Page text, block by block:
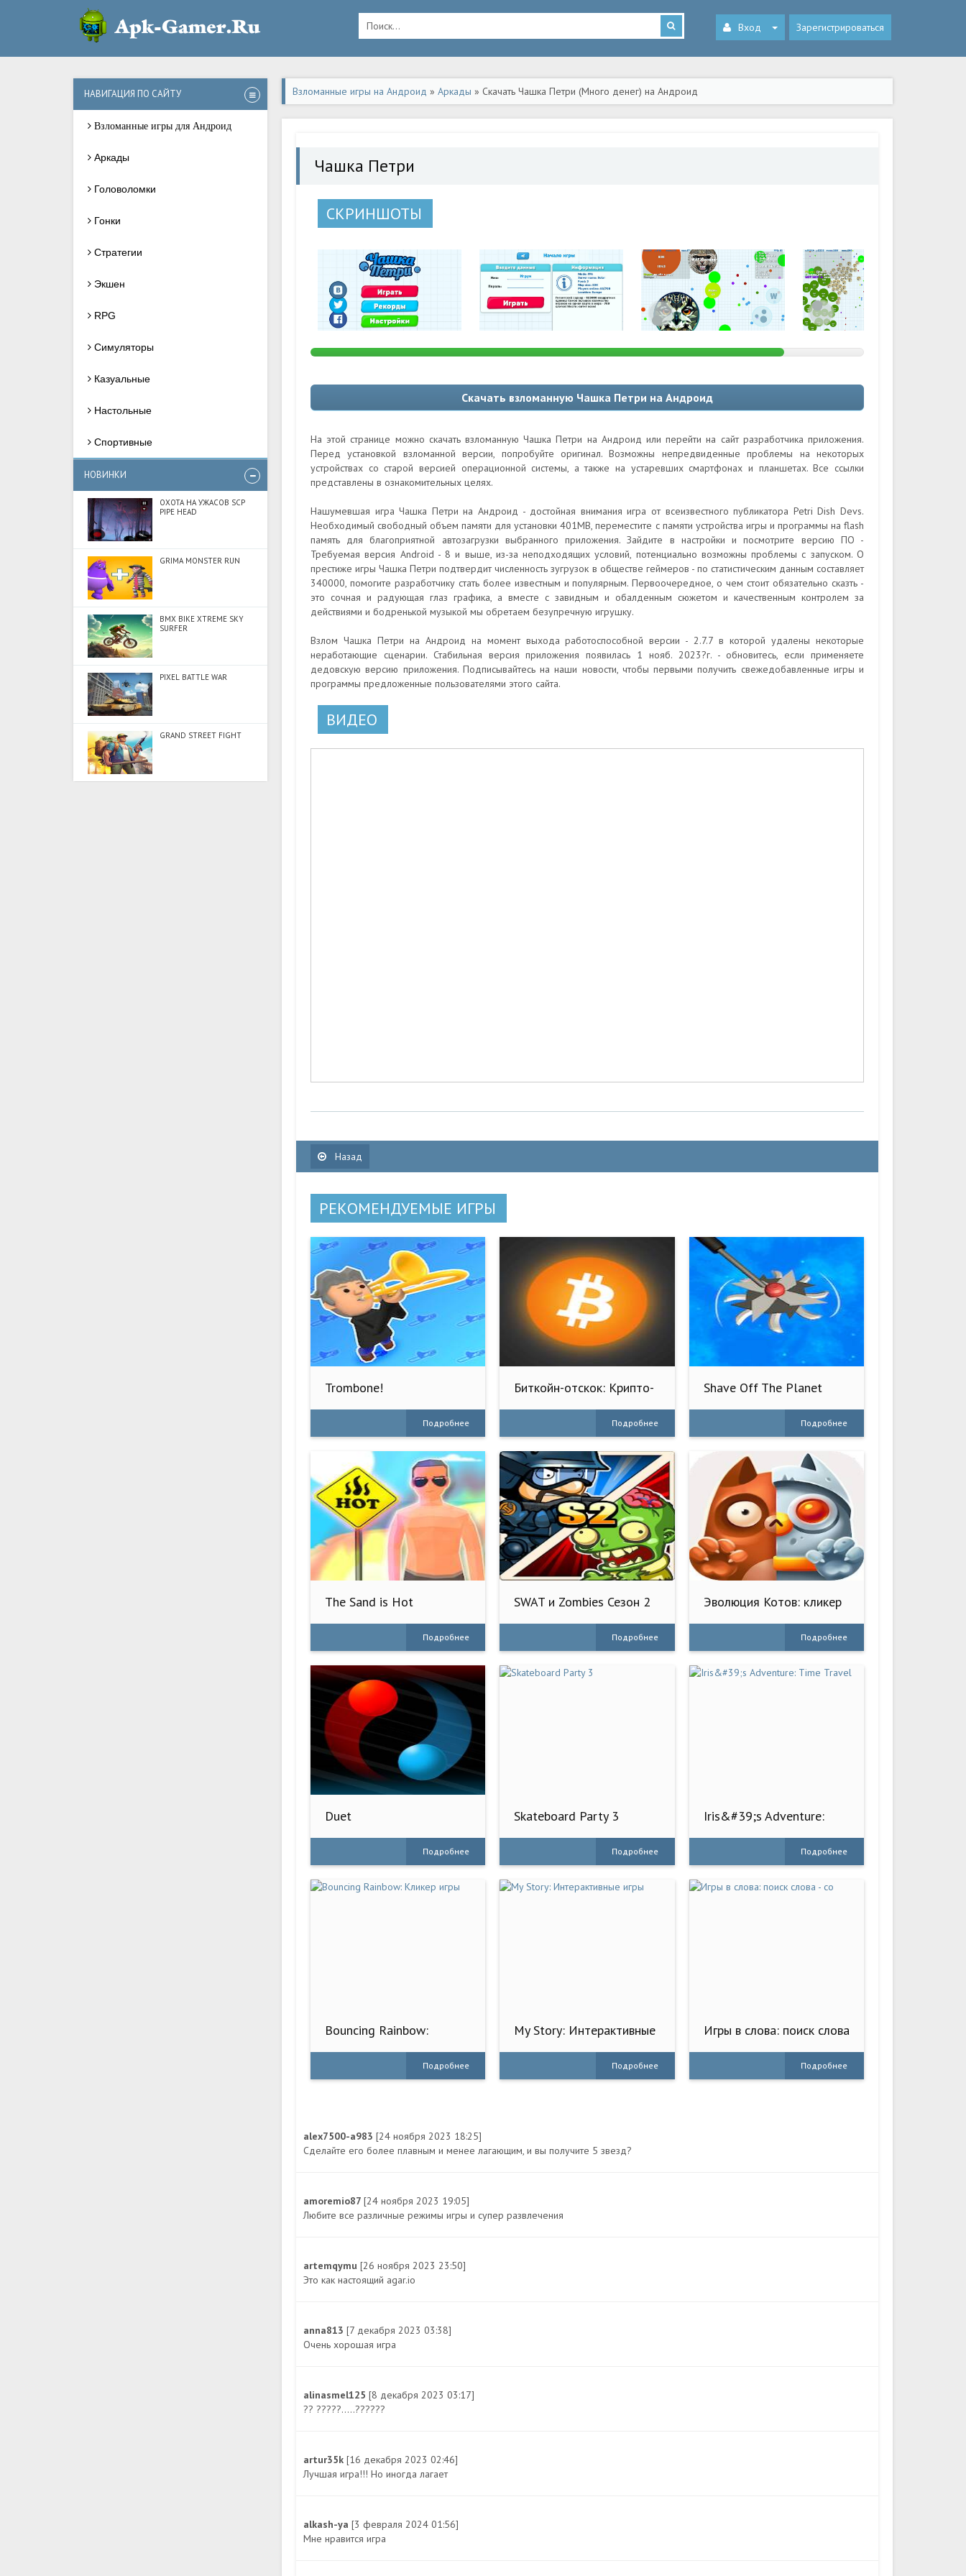
Вход Зарегистрироваться
НАВИГАЦИЯ ПО САЙТУ
Взломанные игры для Андроид
Аркады
Головоломки
Гонки
Стратегии
Экшен
RPG
Симуляторы
Казуальные
Настольные
Спортивные
НОВИНКИ
ОХОТА НА УЖАСОВ SCP
PIPE HEAD
GRIMA MONSTER RUN
BMX BIKE XTREME SKY
SURFER
PIXEL BATTLE WAR
GRAND STREET FIGHT
Взломанные игры на Андроид » Аркады » Скачать Чашка Петри (Много денег) на Андроид
Чашка Петри
СКРИНШОТЫ
Скачать взломанную Чашка Петри на Андроид
На этой странице можно скачать взломанную Чашка Петри на Андроид или перейти на сайт разработчика приложения.
Перед установкой взломанной версии, попробуйте оригинал. Возможны непредвиденные проблемы на некоторых
устройствах со старой версией операционной системы, а также на устаревших смартфонах и планшетах. Все ссылки
представлены в ознакомительных целях.
Нашумевшая игра Чашка Петри на Андроид - достойная внимания игра от всеизвестного публикатора Petri Dish Devs.
Необходимый свободный объем памяти для установки 401MB, переместите с памяти устройства игры и программы на flash
память для благоприятной автозагрузки выбранного приложения. Зайдите в настройки и посмотрите версию ПО -
Требуемая версия Android - 8 и выше, из-за неподходящих условий, потенциально возможны проблемы с запуском. О
престиже игры Чашка Петри подтвердит численность зугрузок в обществе геймеров - по статистическим данным составляет
340000, помогите разработчику стать более известным и популярным. Первоочередное, о чем стоит обязательно сказть -
это сочная и радующая глаз графика, а вместе с завидным и обалденным сюжетом и качественным контролем за
действиями и бодренькой музыкой мы обретаем безупречную игрушку.
Взлом Чашка Петри на Андроид на момент выхода работоспособной версии - 2.7.7 в которой удалены некоторые
неработающие сценарии. Стабильная версия приложения появилась 1 нояб. 2023?г. - обновитесь, если применяете
дедовскую версию приложения. Подписывайтесь на наши новости, чтобы первыми получить свежедобавленные игры и
программы предложенные пользователями этого сайта.
ВИДЕО
Назад
РЕКОМЕНДУЕМЫЕ ИГРЫ
Trombone!
Подробнее
Биткойн-отскок: Kрипто-
Подробнее
Shave Off The Planet
Подробнее
The Sand is Hot
Подробнее
SWAT и Zombies Сезон 2
Подробнее
Эволюция Котов: кликер
Подробнее
Duet
Подробнее
Skateboard Party 3
Подробнее
Iris&#39;s Adventure:
Подробнее
Bouncing Rainbow:
Подробнее
My Story: Интерактивные
Подробнее
Игры в слова: поиск слова
Подробнее
alex7500-a983 [24 ноября 2023 18:25]
Сделайте его более плавным и менее лагающим, и вы получите 5 звезд?
amoremio87 [24 ноября 2023 19:05]
Любите все различные режимы игры и супер развлечения
artemqymu [26 ноября 2023 23:50]
Это как настоящий agar.io
anna813 [7 декабря 2023 03:38]
Очень хорошая игра
alinasmel125 [8 декабря 2023 03:17]
?? ?????.....??????
artur35k [16 декабря 2023 02:46]
Лучшая игра!!! Но иногда лагает
alkash-ya [3 февраля 2024 01:56]
Мне нравится игра